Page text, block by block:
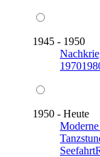
1945 - 1950
1970
1950 - Heute
Seefahrt